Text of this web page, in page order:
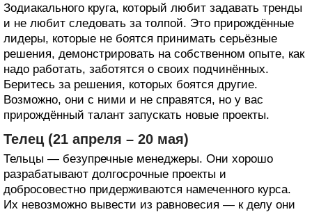
Зодиакального круга, который любит задавать тренды
и не любит следовать за толпой. Это прирождённые
лидеры, которые не боятся принимать серьёзные
решения, демонстрировать на собственном опыте, как
надо работать, заботятся о своих подчинённых.
Беритесь за решения, которых боятся другие.
Возможно, они с ними и не справятся, но у вас
прирождённый талант запускать новые проекты.
Телец (21 апреля – 20 мая)
Тельцы — безупречные менеджеры. Они хорошо
разрабатывают долгосрочные проекты и
добросовестно придерживаются намеченного курса.
Их невозможно вывести из равновесия — к делу они